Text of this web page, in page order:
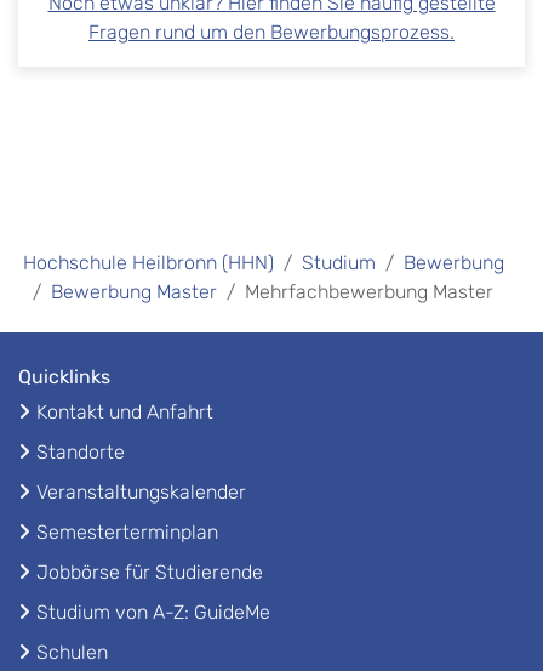
Fragen rund um den Bewerbungsprozess.
Hochschule Heilbronn (HHN) Studium
Bewerbung
Bewerbung Master
Mehrfachbewerbung Master
Quicklinks
Kontakt und Anfahrt
Standorte
Veranstaltungskalender
Semesterterminplan
Jobbörse für Studierende
Studium von A-Z: GuideMe
Schulen